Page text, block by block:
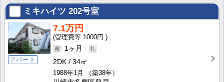
ミキハイツ 202号室
アパート
7.1万円
1000円
1ヶ月
-
2DK
34㎡
1988年1月
（築38年）